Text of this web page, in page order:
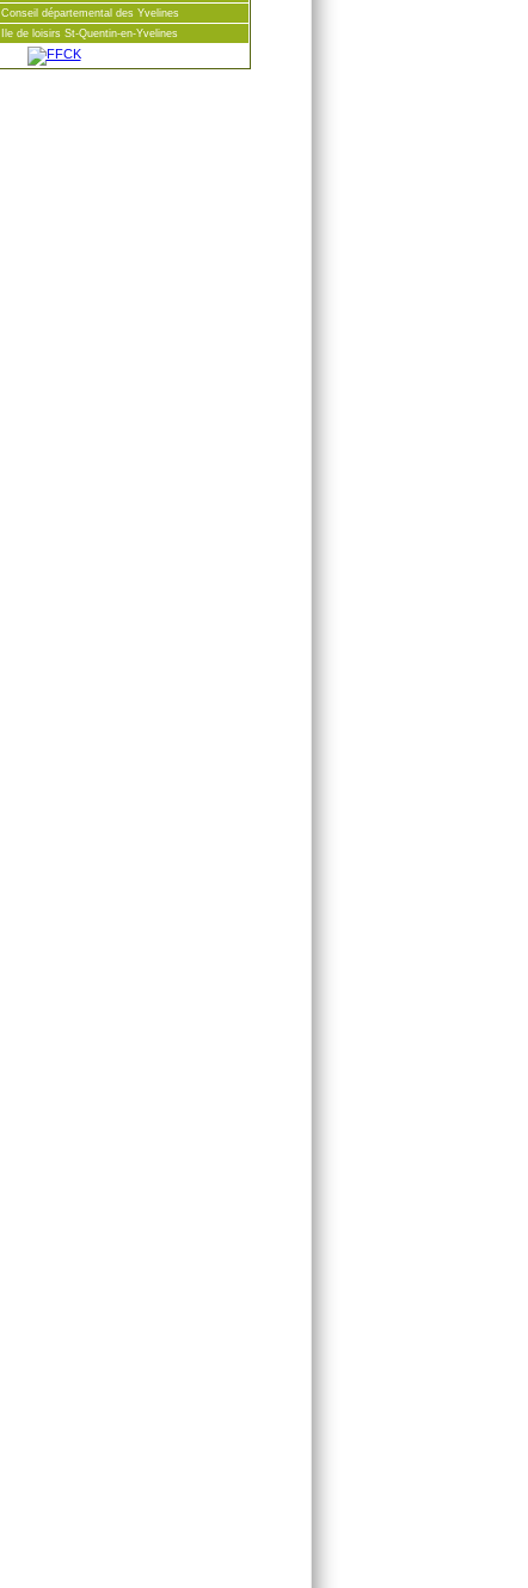
Conseil départemental des Yvelines
Ile de loisirs St-Quentin-en-Yvelines